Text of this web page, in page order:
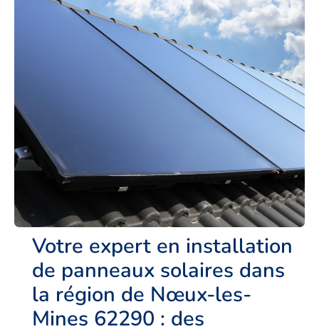
Votre expert en installation
de panneaux solaires dans
la région de Nœux-les-
Mines 62290 : des